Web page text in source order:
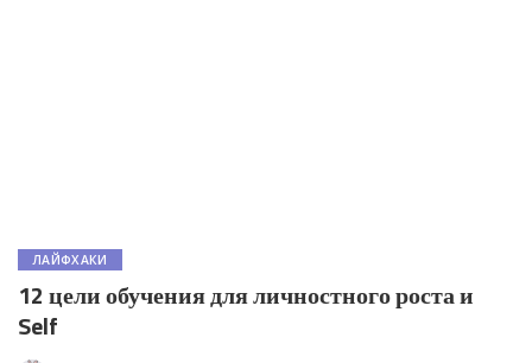
ЛАЙФХАКИ
12 цели обучения для личностного роста и
Self